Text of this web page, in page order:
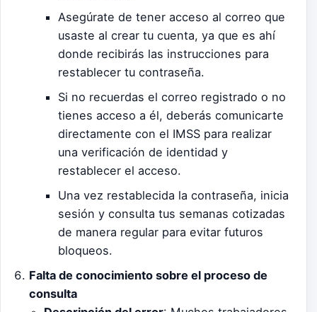
Asegúrate de tener acceso al correo que
usaste al crear tu cuenta, ya que es ahí
donde recibirás las instrucciones para
restablecer tu contraseña.
Si no recuerdas el correo registrado o no
tienes acceso a él, deberás comunicarte
directamente con el IMSS para realizar
una verificación de identidad y
restablecer el acceso.
Una vez restablecida la contraseña, inicia
sesión y consulta tus semanas cotizadas
de manera regular para evitar futuros
bloqueos.
Falta de conocimiento sobre el proceso de
consulta